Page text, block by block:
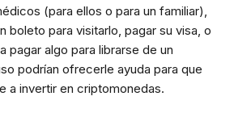
(para ellos o para un familiar),
boleto para visitarlo, pagar su visa, o
pagar algo para librarse de un
podrían ofrecerle ayuda para que
a invertir en criptomonedas.